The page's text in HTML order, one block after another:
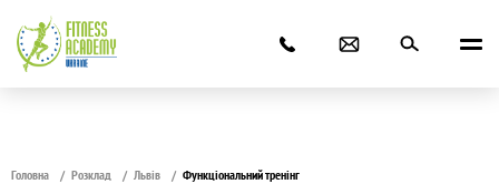
Головна Розклад Львів Функціональний тренінг